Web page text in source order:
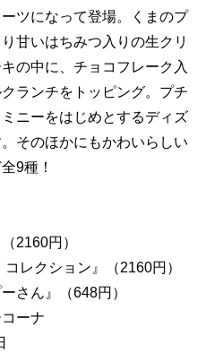
ツになって登場。くまのプ
甘いはちみつ入りの生クリ
の中に、チョコフレーク入
ランチをトッピング。プチ
ニーをはじめとするディズ
そのほかにもかわいらしい
9種！
2160円）
レクション』（2160円）
さん』（648円）
ーナ